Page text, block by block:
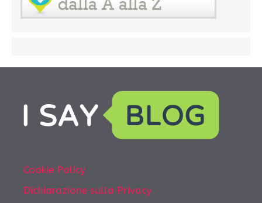
Cookie Policy
Dichiarazione sulla Privacy